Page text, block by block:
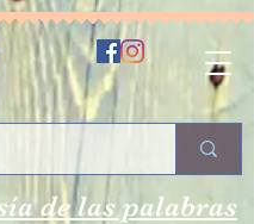
de las palabras